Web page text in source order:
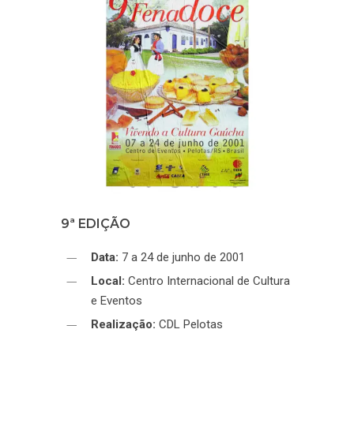
9ª EDIÇÃO
Data: 7 a 24 de junho de 2001
Local: Centro Internacional de Cultura
e Eventos
Realização: CDL Pelotas